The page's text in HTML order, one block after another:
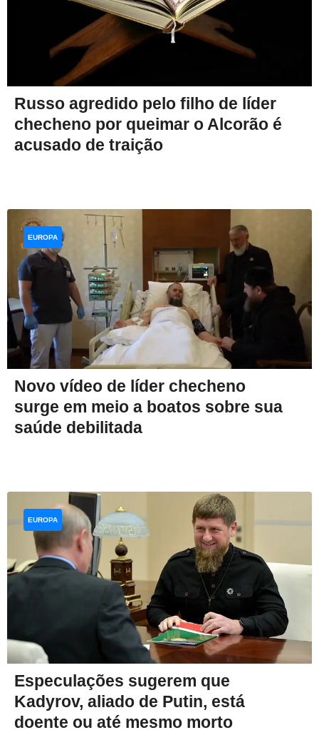
Russo agredido pelo filho de líder
checheno por queimar o Alcorão é
acusado de traição
Novo vídeo de líder checheno
surge em meio a boatos sobre sua
saúde debilitada
EUROPA
Especulações sugerem que
Kadyrov, aliado de Putin, está
doente ou até mesmo morto
EUROPA